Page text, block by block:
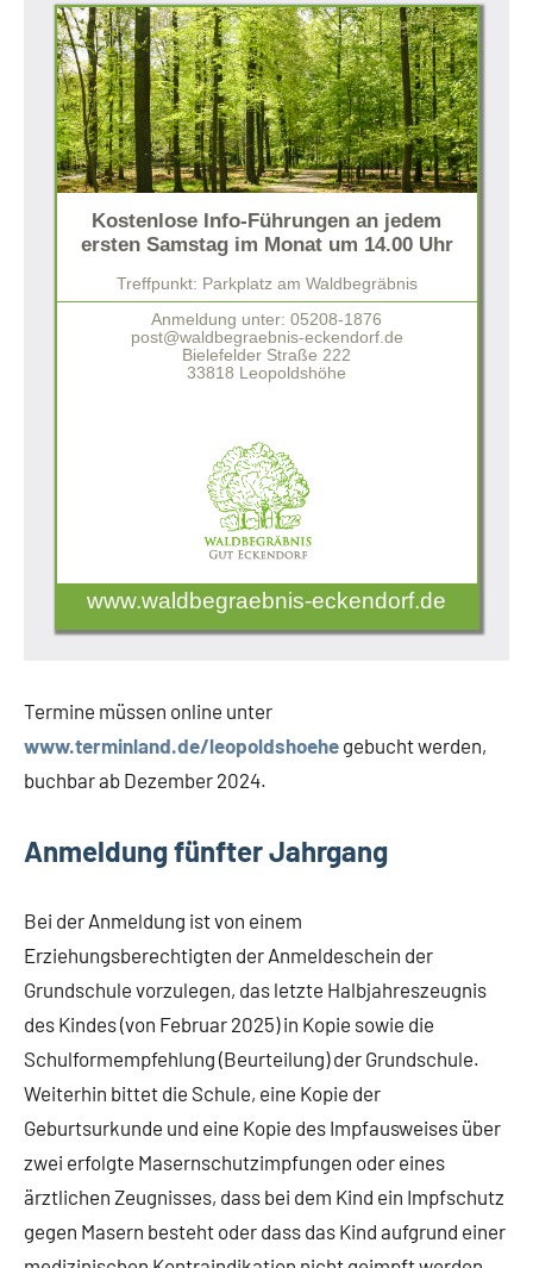
Kostenlose Info-Führungen an jedem
ersten Samstag im Monat um 14.00 Uhr
Treffpunkt: Parkplatz am Waldbegräbnis
Anmeldung unter: 05208-1876
post@waldbegraebnis-eckendorf.de
Bielefelder Straße 222
33818 Leopoldshöhe
www.waldbegraebnis-eckendorf.de
Termine müssen online unter
www.terminland.de/leopoldshoehe gebucht werden,
buchbar ab Dezember 2024.
Anmeldung fünfter Jahrgang
Bei der Anmeldung ist von einem
Erziehungsberechtigten der Anmeldeschein der
Grundschule vorzulegen, das letzte Halbjahreszeugnis
des Kindes (von Februar 2025) in Kopie sowie die
Schulformempfehlung (Beurteilung) der Grundschule.
Weiterhin bittet die Schule, eine Kopie der
Geburtsurkunde und eine Kopie des Impfausweises über
zwei erfolgte Masernschutzimpfungen oder eines
ärztlichen Zeugnisses, dass bei dem Kind ein Impfschutz
gegen Masern besteht oder dass das Kind aufgrund einer